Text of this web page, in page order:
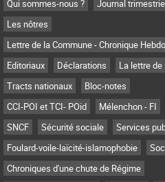
Qui sommes-nous ?
Journal
Les nôtres
Lettre de la Commune - Chronique Hebdo
Editoriaux
Déclarations
La lettre
Tracts nationaux
Bloc-notes
CCI-POI et TCI- POid
Mélenchon - FI
SNCF
Sécurité sociale
Services
Foulard-voile-laïcité-islamophobie
Chroniques d'une chute de Régime